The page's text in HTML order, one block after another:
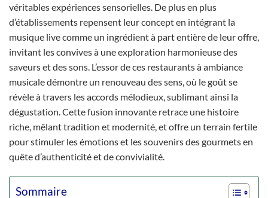
véritables expériences sensorielles. De plus en plus
d’établissements repensent leur concept en intégrant la
musique live comme un ingrédient à part entière de leur offre,
invitant les convives à une exploration harmonieuse des
saveurs et des sons. L’essor de ces restaurants à ambiance
musicale démontre un renouveau des sens, où le goût se
révèle à travers les accords mélodieux, sublimant ainsi la
dégustation. Cette fusion innovante retrace une histoire
riche, mêlant tradition et modernité, et offre un terrain fertile
pour stimuler les émotions et les souvenirs des gourmets en
quête d’authenticité et de convivialité.
Sommaire